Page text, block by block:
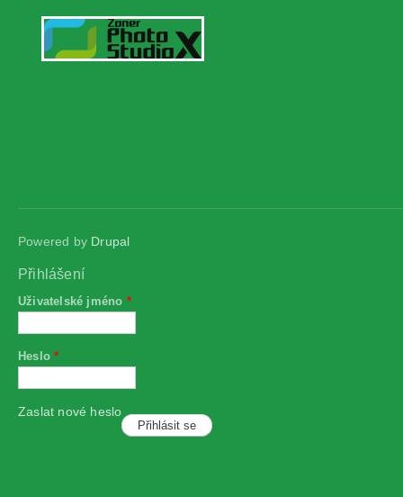
Powered by Drupal
Přihlášení
Uživatelské jméno *
Heslo*
Zaslat nové heslo